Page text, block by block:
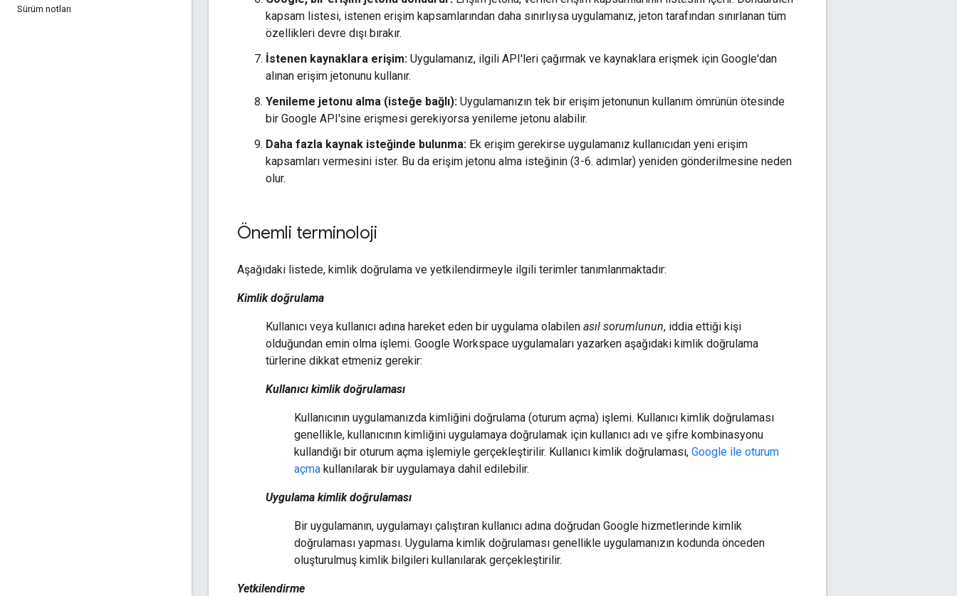
Sürüm notları
kapsam listesi, istenen erişim kapsamlarından daha sınırlıysa uygulamanız, jeton tarafından sınırlanan tüm
özellikleri devre dışı bırakır.
İstenen kaynaklara erişim: Uygulamanız, ilgili API'leri çağırmak ve kaynaklara erişmek için Google'dan
alınan erişim jetonunu kullanır.
Yenileme jetonu alma (isteğe bağlı): Uygulamanızın tek bir erişim jetonunun kullanım ömrünün ötesinde
bir Google API'sine erişmesi gerekiyorsa yenileme jetonu alabilir.
Daha fazla kaynak isteğinde bulunma: Ek erişim gerekirse uygulamanız kullanıcıdan yeni erişim
kapsamları vermesini ister. Bu da erişim jetonu alma isteğinin (3-6. adımlar) yeniden gönderilmesine neden
olur.
Önemli terminoloji
Aşağıdaki listede, kimlik doğrulama ve yetkilendirmeyle ilgili terimler tanımlanmaktadır:
Kimlik doğrulama
Kullanıcı veya kullanıcı adına hareket eden bir uygulama olabilen asıl sorumlunun, iddia ettiği kişi
olduğundan emin olma işlemi. Google Workspace uygulamaları yazarken aşağıdaki kimlik doğrulama
türlerine dikkat etmeniz gerekir:
Kullanıcı kimlik doğrulaması
Kullanıcının uygulamanızda kimliğini doğrulama (oturum açma) işlemi. Kullanıcı kimlik doğrulaması
genellikle, kullanıcının kimliğini uygulamaya doğrulamak için kullanıcı adı ve şifre kombinasyonu
kullandığı bir oturum açma işlemiyle gerçekleştirilir. Kullanıcı kimlik doğrulaması, Google ile oturum
açma kullanılarak bir uygulamaya dahil edilebilir.
Uygulama kimlik doğrulaması
Bir uygulamanın, uygulamayı çalıştıran kullanıcı adına doğrudan Google hizmetlerinde kimlik
doğrulaması yapması. Uygulama kimlik doğrulaması genellikle uygulamanızın kodunda önceden
oluşturulmuş kimlik bilgileri kullanılarak gerçekleştirilir.
Yetkilendirme